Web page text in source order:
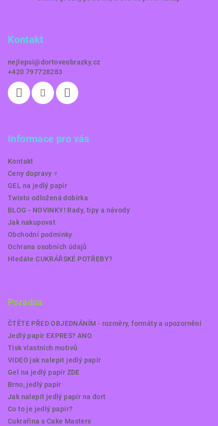
Kontakt
nejlepsi@dortoveobrazky.cz
+420 797728283
Informace pro vás
Kontakt
Ceny dopravy ⚡️
GEL na jedlý papír
Twisto odložená dobírka
BLOG - NOVINKY! Rady, tipy a návody
Jak nakupovat
Obchodní podmínky
Ochrana osobních údajů
Hledáte CUKRÁŘSKÉ POTŘEBY?
Poradna
ČTĚTE PŘED OBJEDNÁNÍM - rozměry, formáty a upozornění
Jedlý papír EXPRES? ANO
Tisk vlastních motivů
VIDEO jak nalepit jedlý papír
Gel na jedlý papír ZDE
Brno, jedlý papír
Jak nalepit jedlý papír na dort
Co to je jedlý papír?
Cukrařina s Cake Masters